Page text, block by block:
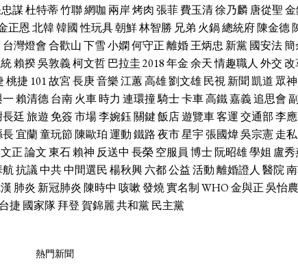
謀杜特蒂竹聯網咖 兩岸烤肉張菲費玉清徐乃麟唐從聖
正恩北韓韓國性玩具朝鮮林智勝 兄弟 火鍋總統府陳金德
台灣燈會合歡山下雪小嫻何守正離婚王炳忠 新黨國安法簡
賴揆吳敦義柯文哲巴拉圭2018年金余天情趣職人 外交改
桃捷 101故宮長庚音樂江蕙高雄劉文雄民視新聞 凱道 眾神
一賴清德台南火車時力 連環撞騎士卡車高鐵嘉義追思會
長廷旅遊 免簽市場李婉鈺關鍵飯店遊覽車客運交通部李
長宜蘭童玩節陳歐珀運動鐵路夜市星宇張國煒吳宗憲走私
正論文東石賴神 反送中 長榮空服員 博士阮昭雄學姐 盧秀
航抗議中共中間選民楊秋興六都公益活動離婚證人 醫院
肺炎 新冠肺炎陳時中 咳嗽發燒實名制WHO金與正吳怡農
台捷 國家隊拜登賀錦麗共和黨民主黨
熱門新聞